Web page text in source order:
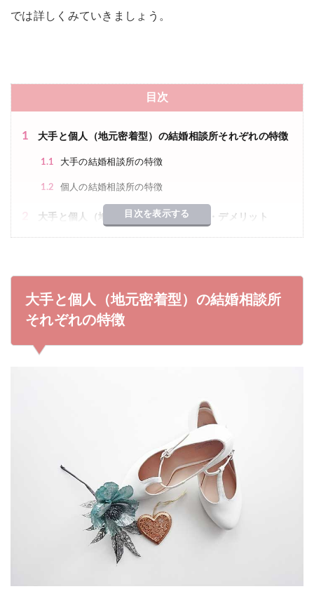
では詳しくみていきましょう。
目次
1 大手と個人（地元密着型）の結婚相談所それぞれの特徴
1.1 大手の結婚相談所の特徴
1.2 個人の結婚相談所の特徴
大手と個人（地元密着型）のメリット・デメリット
2.3 個人の結婚相談所のメリット
2.4 個人の結婚相談所のデメリット
3 まとめ：大手と個人の一番の違いはサポートの親密さ
注意：カウンセリングで即決しないこと
目次を表示する
大手と個人 （地元密着型） の結婚相談所
それぞれの特徴